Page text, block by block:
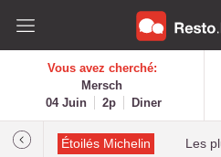
Vous avez cherché:
Mersch
04 Juin
2p Diner
Étoilés Michelin Les